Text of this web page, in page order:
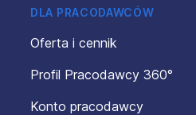
DLA PRACODAWCÓW
Oferta i cennik
Profil Pracodawcy 360°
Konto pracodawcy